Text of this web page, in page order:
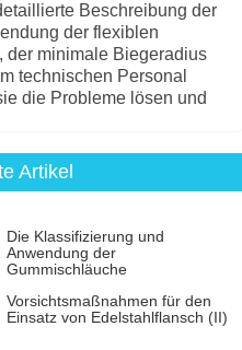
Beschreibung der
der flexiblen
der minimale Biegeradius
technischen Personal
die Probleme lösen und
Artikel
Die Klassifizierung und
Anwendung der
Gummischläuche
Vorsichtsmaßnahmen für den
Einsatz von Edelstahlflansch (II)